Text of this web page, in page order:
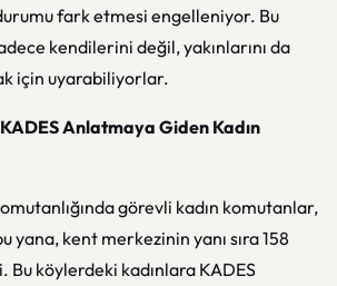
fark etmesi engelleniyor. Bu
kendilerini değil, yakınlarını da
için uyarabiliyorlar.
KADES Anlatmaya Giden Kadın
görevli kadın komutanlar,
yana, kent merkezinin yanı sıra 158
Bu köylerdeki kadınlara KADES